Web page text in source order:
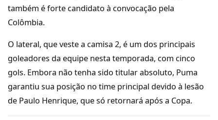
também é forte candidato à convocação pela
Colômbia.
O lateral, que veste a camisa 2, é um dos principais
goleadores da equipe nesta temporada, com cinco
gols. Embora não tenha sido titular absoluto, Puma
garantiu sua posição no time principal devido à lesão
de Paulo Henrique, que só retornará após a Copa.